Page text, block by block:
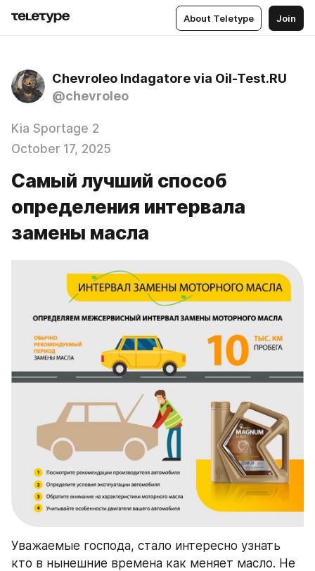
About Teletype Join
Chevroleo Indagatore via Oil-Test.RU
@chevroleo
Kia Sportage 2
October 17, 2025
Самый лучший способ
определения интервала
замены масла
Уважаемые господа, стало интересно узнать
кто в нынешние времена как меняет масло. Не